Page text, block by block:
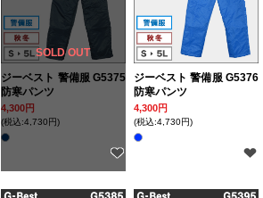
SOLD OUT
ジーベスト 警備服 G5375
防寒パンツ
4,300円
(税込:4,730円)
ジーベスト 警備服 G5376
防寒パンツ
4,300円
(税込:4,730円)